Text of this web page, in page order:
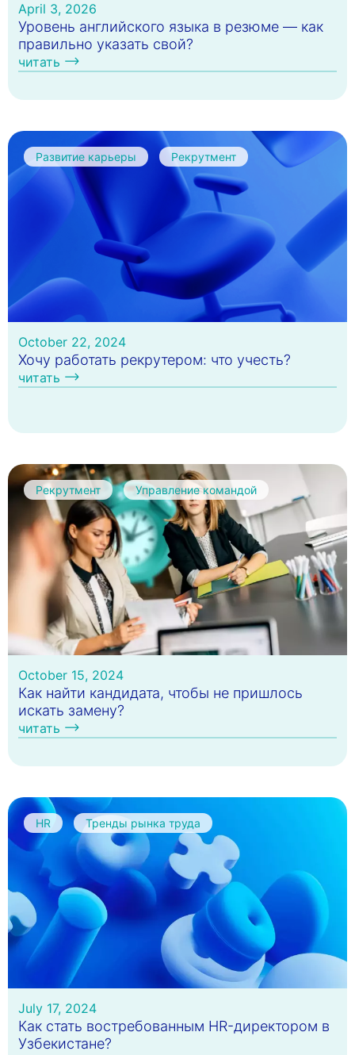
April 3, 2026
Уровень английского языка в резюме — как
правильно указать свой?
читать
Развитие карьеры Рекрутмент
October 22, 2024
Хочу работать рекрутером: что учесть?
читать
Рекрутмент Управление командой
October 15, 2024
Как найти кандидата, чтобы не пришлось
искать замену?
читать
HR Тренды рынка труда
July 17, 2024
Как стать востребованным HR-директором в
Узбекистане?